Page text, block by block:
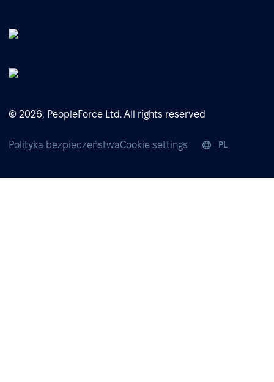
© 2026, PeopleForce Ltd. All rights reserved
Polityka bezpieczeństwaCookie settings PL